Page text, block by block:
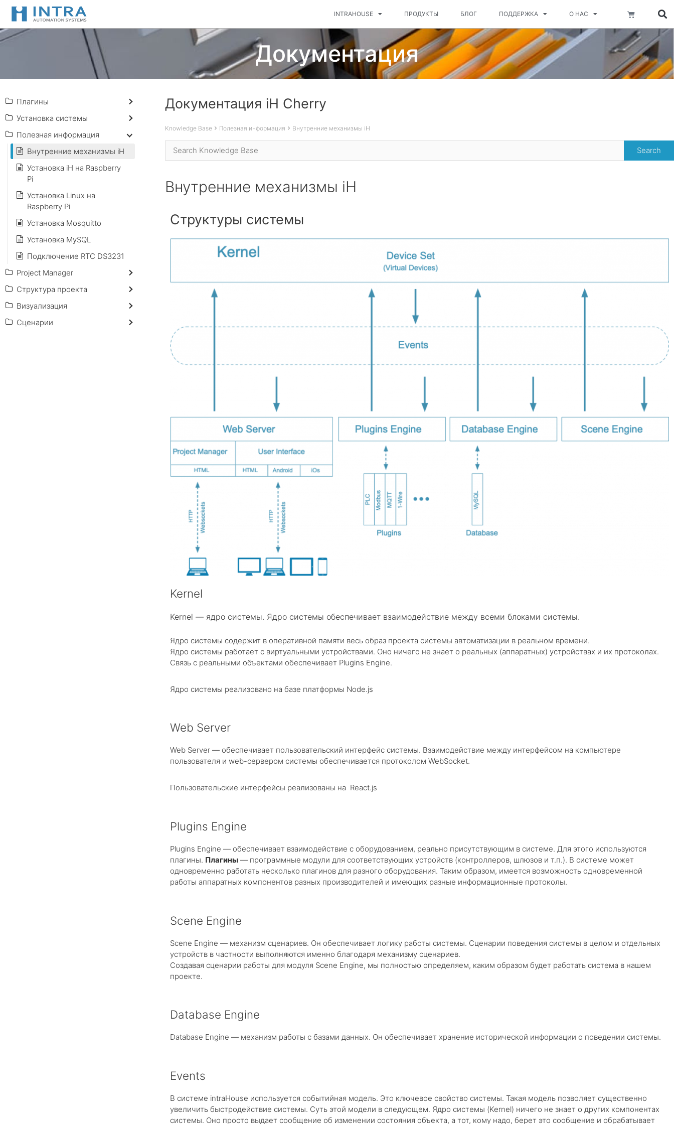
Перейти
содержимому
INTRAHOUSE ПРОДУКТЫ БЛОГ ПОДДЕРЖКА О НАС Корзина
Документация
Документация iH Cherry
Knowledge Base Полезная информация Внутренние механизмы iH
Внутренние механизмы iH
Структуры системы
Kernel
Kernel — ядро системы. Ядро системы обеспечивает взаимодействие между всеми блоками системы.
Ядро системы содержит в оперативной памяти весь образ проекта системы автоматизации в реальном времени.
Ядро системы работает с виртуальными устройствами. Оно ничего не знает о реальных (аппаратных) устройствах и их протоколах.
Связь с реальными объектами обеспечивает Plugins Engine.
Ядро системы реализовано на базе платформы Node.js
Web Server
Web Server — обеспечивает пользовательский интерфейс системы. Взаимодействие между интерфейсом на компьютере
пользователя и web-сервером системы обеспечивается протоколом WebSocket.
Пользовательские интерфейсы реализованы на React.js
Plugins Engine
Plugins Engine — обеспечивает взаимодействие c оборудованием, реально присутствующим в системе. Для этого используются
плагины. Плагины— программные модули для соответствующих устройств (контроллеров, шлюзов и т.п.). В системе может
одновременно работать несколько плагинов для разного оборудования. Таким образом, имеется возможность одновременной
работы аппаратных компонентов разных производителей и имеющих разные информационные протоколы.
Scene Engine
Scene Engine — механизм сценариев. Он обеспечивает логику работы системы. Сценарии поведения системы в целом и отдельных
устройств в частности выполняются именно благодаря механизму сценариев.
Создавая сценарии работы для модуля Scene Engine, мы полностью определяем, каким образом будет работать система в нашем
проекте.
Database Engine
Database Engine — механизм работы с базами данных. Он обеспечивает хранение исторической информации о поведении системы.
Events
В системе intraHouse используется событийная модель. Это ключевое свойство системы. Такая модель позволяет существенно
увеличить быстродействие системы. Суть этой модели в следующем. Ядро системы (Kernel) ничего не знает о других компонентах
системы. Оно просто выдает сообщение об изменении состояния объекта, а тот, кому надо, берет это сообщение и обрабатывает
Плагины
Установка системы
Полезная информация
Внутренние механизмы iH
Установка iH на Raspberry
Pi
Установка Linux на
Raspberry Pi
Установка Mosquitto
Установка MySQL
Подключение RTC DS3231
Project Manager
Структура проекта
Визуализация
Сценарии